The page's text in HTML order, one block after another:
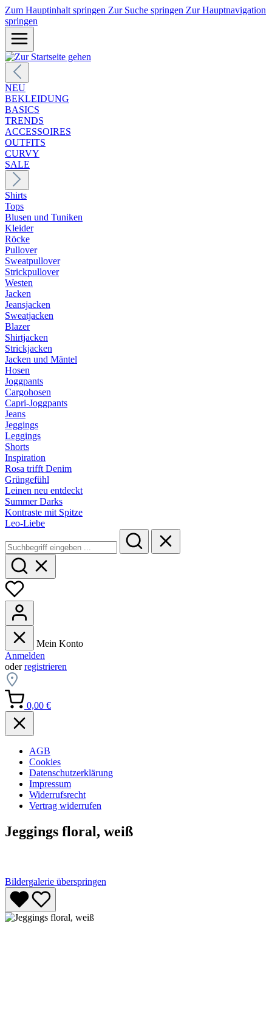
Zum Hauptinhalt springen Zur Suche springen Zur Hauptnavigation
springen
NEU
BEKLEIDUNG
BASICS
TRENDS
ACCESSOIRES
OUTFITS
CURVY
SALE
Shirts
Tops
Blusen und Tuniken
Kleider
Röcke
Pullover
Sweatpullover
Strickpullover
Westen
Jacken
Jeansjacken
Sweatjacken
Blazer
Shirtjacken
Strickjacken
Jacken und Mäntel
Hosen
Joggpants
Cargohosen
Capri-Joggpants
Jeans
Jeggings
Leggings
Shorts
Inspiration
Rosa trifft Denim
Grüngefühl
Leinen neu entdeckt
Summer Darks
Kontraste mit Spitze
Leo-Liebe
Mein Konto
Anmelden
oderregistrieren
0,00 €
AGB
Cookies
Datenschutzerklärung
Impressum
Widerrufsrecht
Vertrag widerrufen
Jeggings floral, weiß
Bildergalerie überspringen